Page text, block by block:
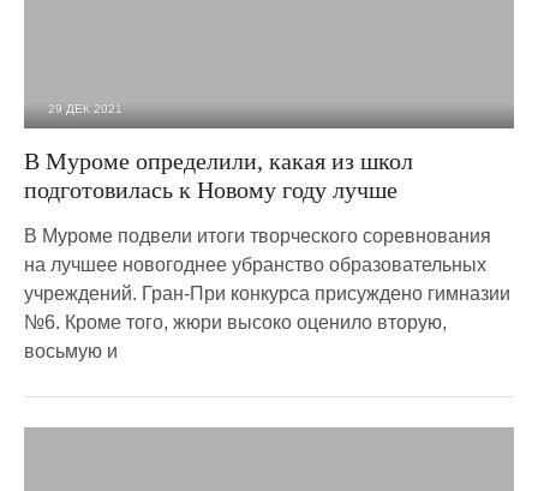
29 ДЕК 2021
В Муроме определили, какая из школ
подготовилась к Новому году лучше
В Муроме подвели итоги творческого соревнования
на лучшее новогоднее убранство образовательных
учреждений. Гран-При конкурса присуждено гимназии
№6. Кроме того, жюри высоко оценило вторую,
восьмую и